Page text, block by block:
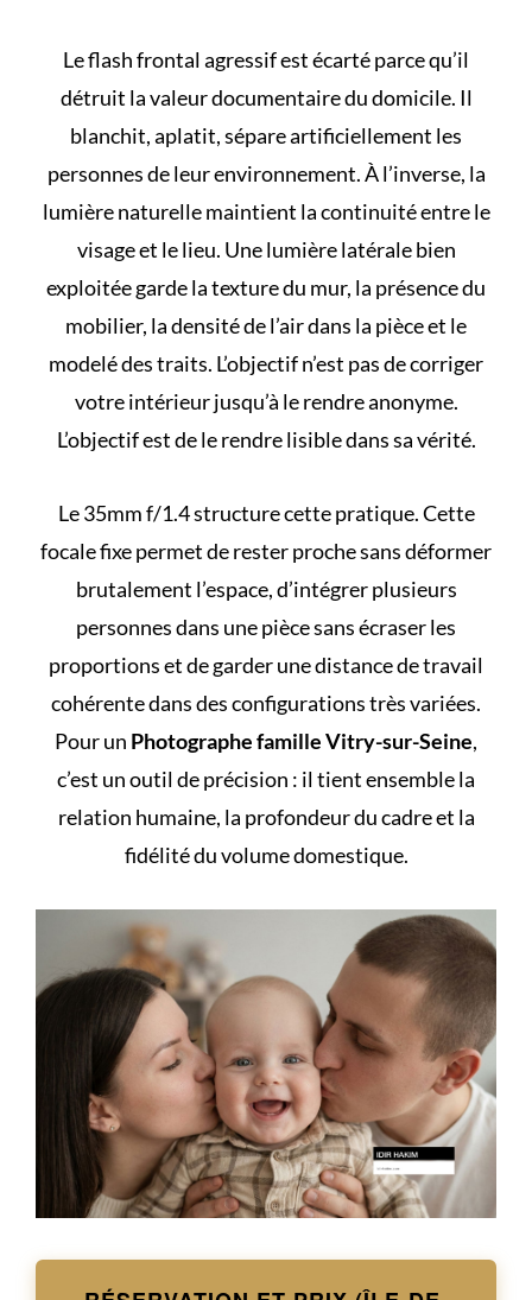
Le flash frontal agressif est écarté parce qu’il
détruit la valeur documentaire du domicile. Il
blanchit, aplatit, sépare artificiellement les
personnes de leur environnement. À l’inverse, la
lumière naturelle maintient la continuité entre le
visage et le lieu. Une lumière latérale bien
exploitée garde la texture du mur, la présence du
mobilier, la densité de l’air dans la pièce et le
modelé des traits. L’objectif n’est pas de corriger
votre intérieur jusqu’à le rendre anonyme.
L’objectif est de le rendre lisible dans sa vérité.
Le 35mm f/1.4 structure cette pratique. Cette
focale fixe permet de rester proche sans déformer
brutalement l’espace, d’intégrer plusieurs
personnes dans une pièce sans écraser les
proportions et de garder une distance de travail
cohérente dans des configurations très variées.
Pour un Photographe famille Vitry-sur-Seine,
c’est un outil de précision : il tient ensemble la
relation humaine, la profondeur du cadre et la
fidélité du volume domestique.